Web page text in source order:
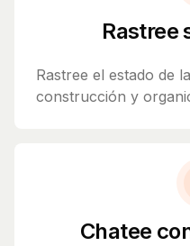
Rastree
Rastree el estado de
construcción y
Chatee